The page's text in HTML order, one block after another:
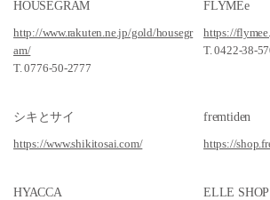
HOUSEGRAM
http://www.rakuten.ne.jp/gold/housegr
am/
T. 0776-50-2777
FLYMEe
https://
T. 0422-38-
シキとサイ
https://www.shikitosai.com/
fremtiden
https://
HYACCA
ELLE SHOP